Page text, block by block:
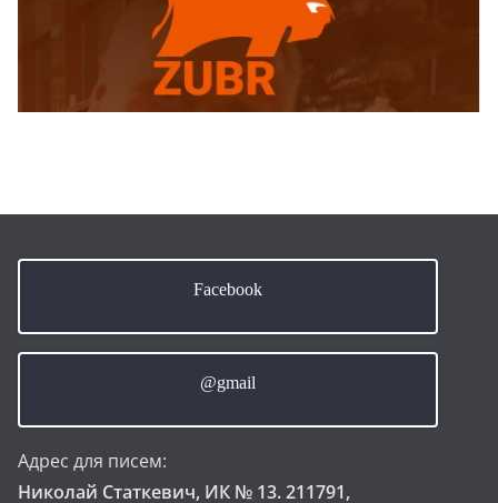
Facebook
@gmail
Адрес для писем:
Николай Статкевич, ИК № 13. 211791,